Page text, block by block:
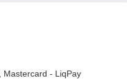
Mastercard - LiqPay